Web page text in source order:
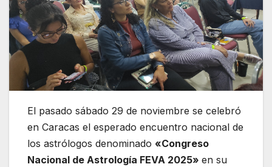
El pasado sábado 29 de noviembre se celebró
en Caracas el esperado encuentro nacional de
los astrólogos denominado «Congreso
Nacional de Astrología FEVA 2025» en su